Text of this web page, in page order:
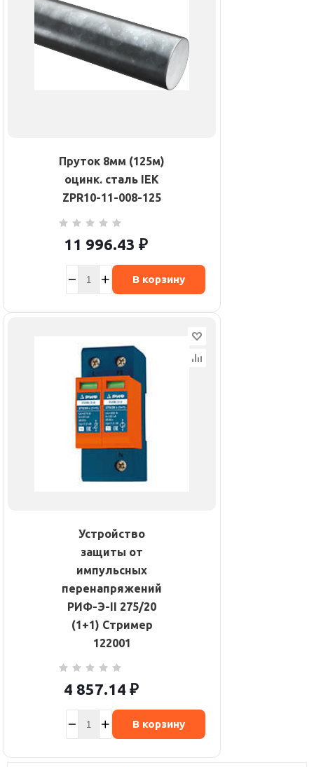
Пруток 8мм (125м)
оцинк. сталь IEK
ZPR10-11-008-125
11 996.43 ₽
В корзину
Устройство
защиты от
импульсных
перенапряжений
РИФ-Э-II 275/20
(1+1) Стример
122001
4 857.14 ₽
В корзину